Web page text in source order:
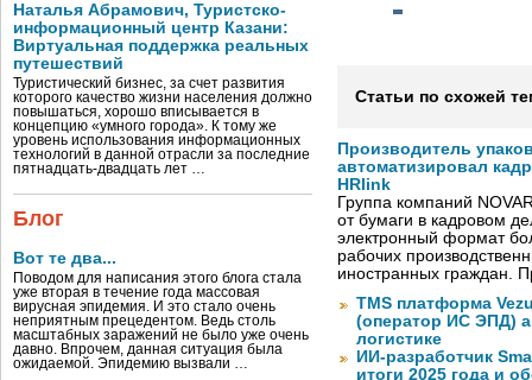
Наталья Абрамович, Туристско-
информационный центр Казани:
Виртуальная поддержка реальных
путешествий
Туристический бизнес, за счет развития
которого качество жизни населения должно
повышаться, хорошо вписывается в
концепцию «умного города». К тому же
уровень использования информационных
технологий в данной отрасли за последние
пятнадцать-двадцать лет …
Блог
Вот те два...
Поводом для написания этого блога стала
уже вторая в течение года массовая
вирусная эпидемия. И это стало очень
неприятным прецедентом. Ведь столь
масштабных заражений не было уже очень
давно. Впрочем, данная ситуация была
ожидаемой. Эпидемию вызвали …
Статьи по схожей
Производитель
автоматизировал
HRlink
Группа компаний
от бумаги в кадровом
электронный формат
рабочих
иностранных граждан.
TMS платформа
(оператор ИС ЭПД)
логистике
ИИ-разработчик
итоги 2025 года и